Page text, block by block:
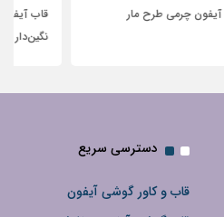
قاب آیفون شفاف با پاپیون سفید و
دسترسی سریع
قاب و کاور گوشی آیفون